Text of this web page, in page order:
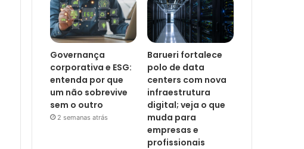
Governança
corporativa e ESG:
entenda por que
um não sobrevive
sem o outro
2 semanas atrás
Barueri fortalece
polo de data
centers com nova
infraestrutura
digital; veja o que
muda para
empresas e
profissionais